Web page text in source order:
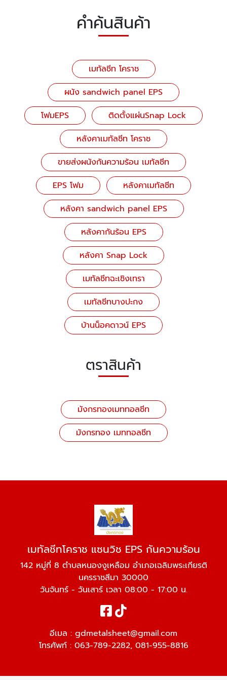
คำค้นสินค้า
เมทัลชีท โคราช
ผนัง sandwich panel EPS
โฟมEPS
ติดตั้งแผ่นSnap Lock
หลังคาเมทัลชีท โคราช
ขายส่งผนังกันความร้อน เมทัลชีท
EPS โฟม
หลังคาเมทัลชีท
หลังคา sandwich panel EPS
หลังคากันร้อน EPS
หลังคา Snap Lock
เมทัลชีทฉะเชิงเทรา
เมทัลชีทบางปะกง
บ้านน็อคดาวน์ EPS
ตราสินค้า
มังกรทองเมททอลชีท
มังกรทอง เมททอลชีท
เมทัลชีทโคราช แซนวิช EPS กันความร้อน
142 หมู่ที่ 8 ตำบลหนองงูเหลือม อำเภอเฉลิมพระเกียรติ
นครราชสีมา 30000
วันจันทร์ - วันเสาร์ เวลา 08:00 - 17:00 น.
อีเมล : gdmetalsheet@gmail.com
โทรศัพท์ : 063-789-2282, 081-955-8816